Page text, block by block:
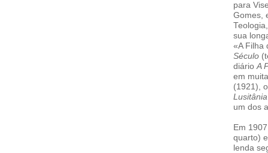
para
Gomes,
sua
«A Filha
Século
diárioA
em
(1921),
Lusitânia
um dos
Em
quarto)
lenda